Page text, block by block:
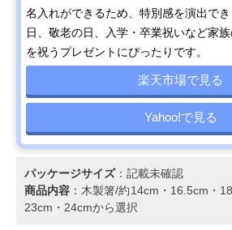
名入れができるため、特別感を演出で
日、敬老の日、入学・卒業祝いなど家
を祝うプレゼントにぴったりです。
楽天市場で見る
Yahoo!で見る
パッケージサイズ：記載未確認
商品内容 ：木製箸/約14cm・16.5cm・
23cm・24cmから選択